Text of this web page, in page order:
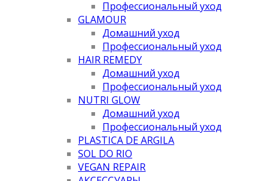
Профессиональный уход
GLAMOUR
Домашний уход
Профессиональный уход
HAIR REMEDY
Домашний уход
Профессиональный уход
NUTRI GLOW
Домашний уход
Профессиональный уход
PLASTICA DE ARGILA
SOL DO RIO
VEGAN REPAIR